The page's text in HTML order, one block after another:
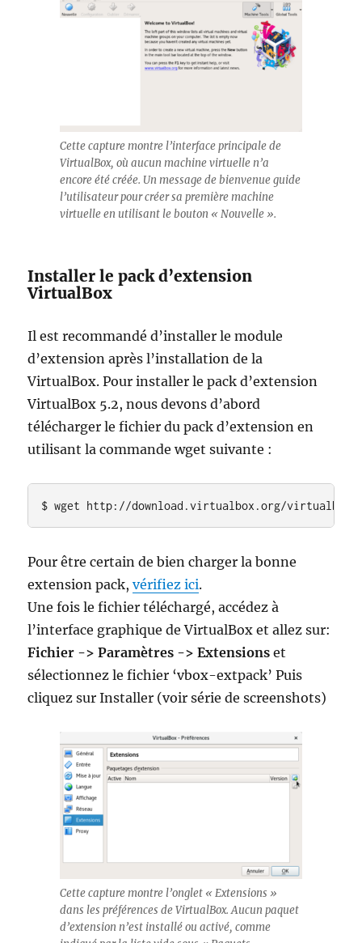
Cette capture montre l’interface principale de
VirtualBox, où aucun machine virtuelle n’a
encore été créée. Un message de bienvenue guide
l’utilisateur pour créer sa première machine
virtuelle en utilisant le bouton « Nouvelle ».
Installer le pack d’extension
VirtualBox
Il est recommandé d’installer le module
d’extension après l’installation de la
VirtualBox. Pour installer le pack d’extension
VirtualBox 5.2, nous devons d’abord
télécharger le fichier du pack d’extension en
utilisant la commande wget suivante :
$ wget http://download.virtualbox.org/virtualbox/
Pour être certain de bien charger la bonne
extension pack,vérifiez ici.
Une fois le fichier téléchargé, accédez à
l’interface graphique de VirtualBox et allez sur:
Fichier -> Paramètres -> Extensions et
sélectionnez le fichier ‘vbox-extpack’ Puis
cliquez sur Installer (voir série de screenshots)
Cette capture montre l’onglet « Extensions »
dans les préférences de VirtualBox. Aucun paquet
d’extension n’est installé ou activé, comme